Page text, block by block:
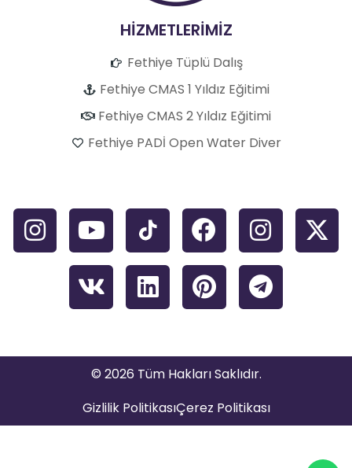
HİZMETLERİMİZ
Fethiye Tüplü Dalış
Fethiye CMAS 1 Yıldız Eğitimi
Fethiye CMAS 2 Yıldız Eğitimi
Fethiye PADİ Open Water Diver
© 2026 Tüm Hakları Saklıdır.
Gizlilik PolitikasıÇerez Politikası